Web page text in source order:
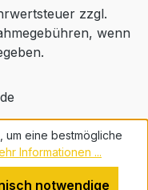
zzgl.
wenn
eine bestmögliche
Informationen ...
notwendige